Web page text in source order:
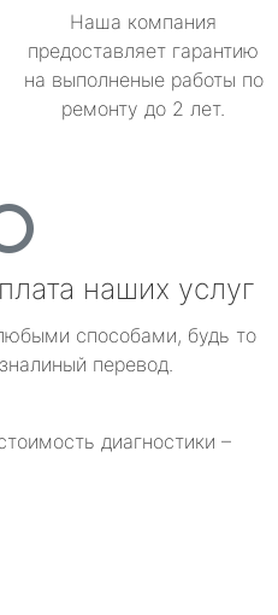
Наша компания
предоставляет гарантию
на выполненые работы по
ремонту до 2 лет.
наших услуг
способами, будь то
перевод.
диагностики –